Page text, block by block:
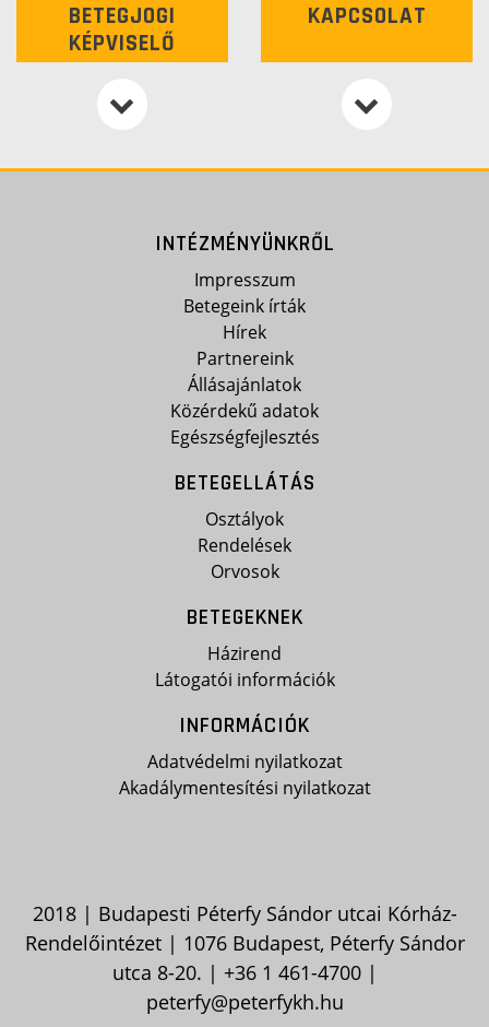
BETEGJOGI
KÉPVISELŐ
KAPCSOLAT
INTÉZMÉNYÜNKRŐL
Impresszum
Betegeink írták
Hírek
Partnereink
Állásajánlatok
Közérdekű adatok
Egészségfejlesztés
BETEGELLÁTÁS
Osztályok
Rendelések
Orvosok
BETEGEKNEK
Házirend
Látogatói információk
INFORMÁCIÓK
Adatvédelmi nyilatkozat
Akadálymentesítési nyilatkozat
2018 | Budapesti Péterfy Sándor utcai Kórház-
Rendelőintézet | 1076 Budapest, Péterfy Sándor
utca 8-20. | +36 1 461-4700|
peterfy@peterfykh.hu